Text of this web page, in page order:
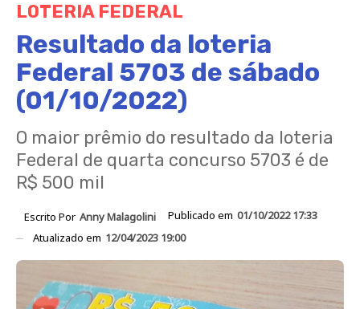
LOTERIA FEDERAL
Resultado da loteria
Federal 5703 de sábado
(01/10/2022)
O maior prêmio do resultado da loteria
Federal de quarta concurso 5703 é de
R$ 500 mil
Escrito Por Anny Malagolini Publicado em 01/10/2022 17:33
Atualizado em 12/04/2023 19:00